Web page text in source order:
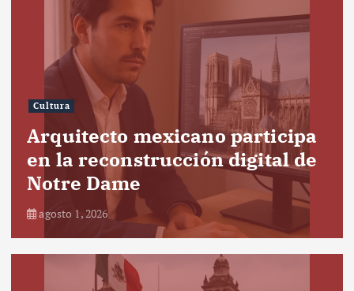
Cultura
Arquitecto mexicano participa
en la reconstrucción digital de
Notre Dame
agosto 1, 2026